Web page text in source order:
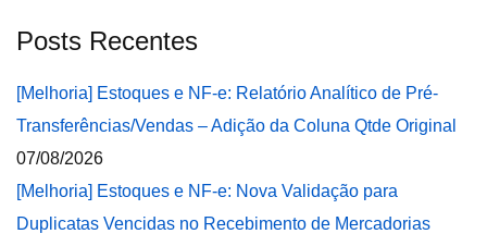
Posts Recentes
[Melhoria] Estoques e NF-e: Relatório Analítico de Pré-
Transferências/Vendas – Adição da Coluna Qtde Original
07/08/2026
[Melhoria] Estoques e NF-e: Nova Validação para
Duplicatas Vencidas no Recebimento de Mercadorias